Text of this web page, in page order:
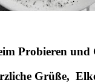
Probieren und
Grüße,